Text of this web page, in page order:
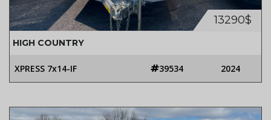
13290$
HIGH COUNTRY
XPRESS 7x14-IF 39534 2024